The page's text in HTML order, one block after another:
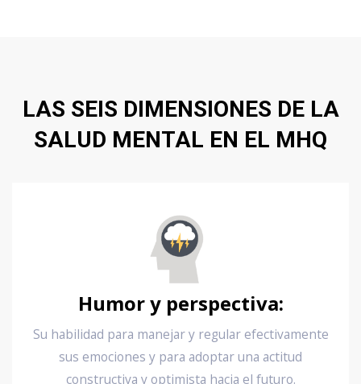
LAS SEIS DIMENSIONES DE LA
SALUD MENTAL EN EL MHQ
Humor y perspectiva:
Su habilidad para manejar y regular efectivamente
sus emociones y para adoptar una actitud
constructiva y optimista hacia el futuro.